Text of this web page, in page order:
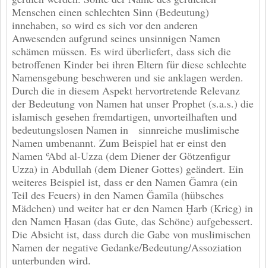
Menschen einen schlechten Sinn (Bedeutung)
innehaben, so wird es sich vor den anderen
Anwesenden aufgrund seines unsinnigen Namen
schämen müssen. Es wird überliefert, dass sich die
betroffenen Kinder bei ihren Eltern für diese schlechte
Namensgebung beschweren und sie anklagen werden.
Durch die in diesem Aspekt hervortretende Relevanz
der Bedeutung von Namen hat unser Prophet (s.a.s.) die
islamisch gesehen fremdartigen, unvorteilhaften und
bedeutungslosen Namen in sinnreiche muslimische
Namen umbenannt. Zum Beispiel hat er einst den
Namen ʿAbd al-Uzza (dem Diener der Götzenfigur
Uzza) in Abdullah (dem Diener Gottes) geändert. Ein
weiteres Beispiel ist, dass er den Namen Ǧamra (ein
Teil des Feuers) in den Namen Ǧamīla (hübsches
Mädchen) und weiter hat er den Namen Ḫarb (Krieg) in
den Namen Ḥasan (das Gute, das Schöne) aufgebessert.
Die Absicht ist, dass durch die Gabe von muslimischen
Namen der negative Gedanke/Bedeutung/Assoziation
unterbunden wird.